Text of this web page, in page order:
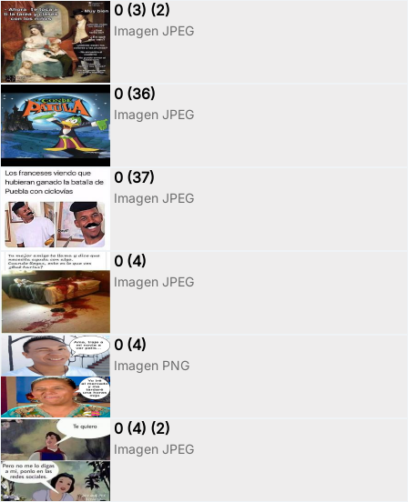
0 (3) (2)
Imagen JPEG
0 (36)
Imagen JPEG
0 (37)
Imagen JPEG
0 (4)
Imagen JPEG
0 (4)
Imagen PNG
0 (4) (2)
Imagen JPEG